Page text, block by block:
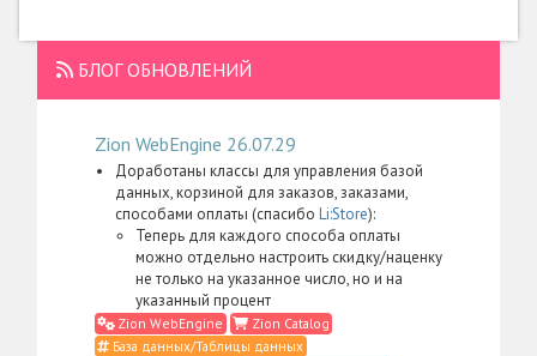
БЛОГ ОБНОВЛЕНИЙ
Zion WebEngine 26.07.29
Доработаны классы для управления базой
данных, корзиной для заказов, заказами,
способами оплаты (спасибо Li:Store):
Теперь для каждого способа оплаты
можно отдельно настроить скидку/наценку
не только на указанное число, но и на
указанный процент
Zion WebEngine
Zion Catalog
База данных/Таблицы данных